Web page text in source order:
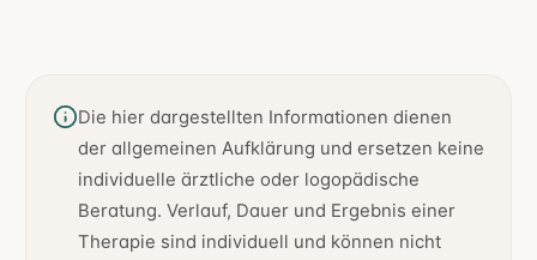
Die hier dargestellten Informationen dienen
der allgemeinen Aufklärung und ersetzen keine
individuelle ärztliche oder logopädische
Beratung. Verlauf, Dauer und Ergebnis einer
Therapie sind individuell und können nicht